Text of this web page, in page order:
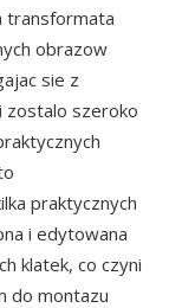
transformata
obrazow
sie z
zostalo szeroko
praktycznych
i edytowana
klatek, co czyni
do montazu